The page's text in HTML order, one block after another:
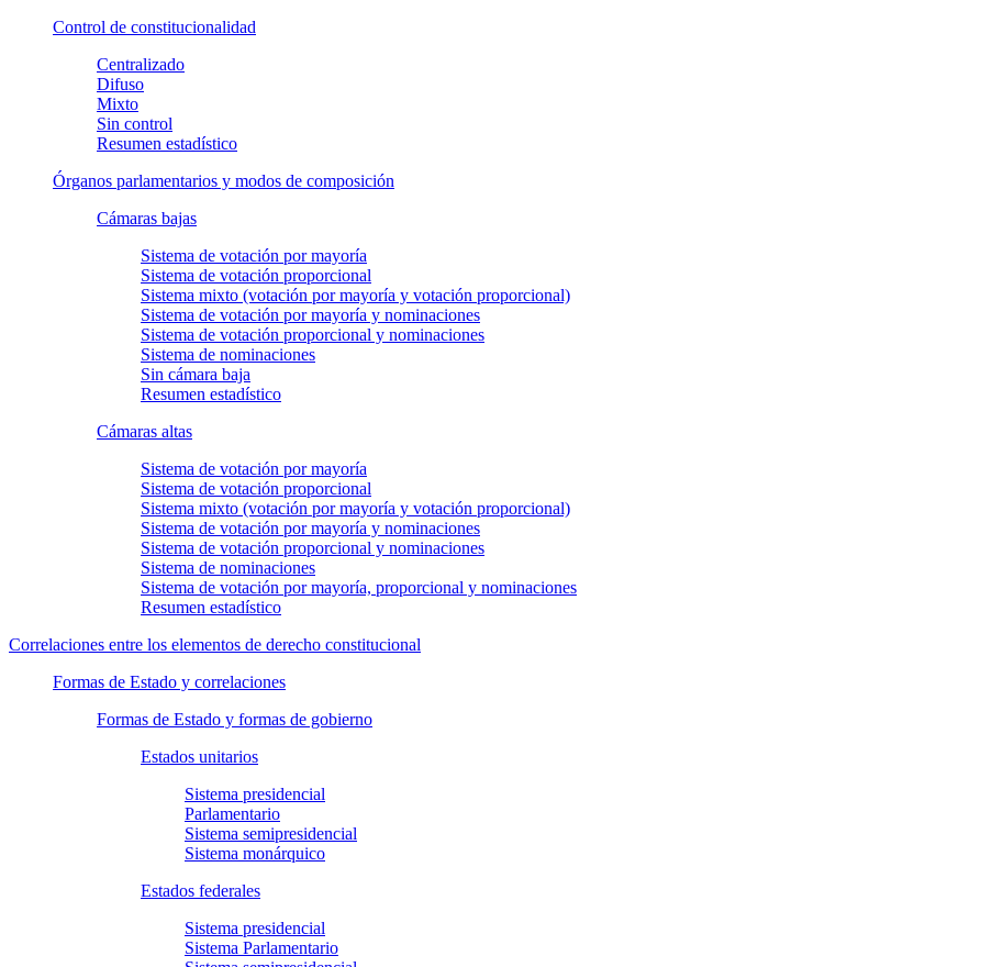
Control de constitucionalidad
Centralizado
Difuso
Mixto
Sin control
Resumen estadístico
Órganos parlamentarios y modos de composición
Cámaras bajas
Sistema de votación por mayoría
Sistema de votación proporcional
Sistema mixto (votación por mayoría y votación proporcional)
Sistema de votación por mayoría y nominaciones
Sistema de votación proporcional y nominaciones
Sistema de nominaciones
Sin cámara baja
Resumen estadístico
Cámaras altas
Sistema de votación por mayoría
Sistema de votación proporcional
Sistema mixto (votación por mayoría y votación proporcional)
Sistema de votación por mayoría y nominaciones
Sistema de votación proporcional y nominaciones
Sistema de nominaciones
Sistema de votación por mayoría, proporcional y nominaciones
Resumen estadístico
Correlaciones entre los elementos de derecho constitucional
Formas de Estado y correlaciones
Formas de Estado y formas de gobierno
Estados unitarios
Sistema presidencial
Parlamentario
Sistema semipresidencial
Sistema monárquico
Estados federales
Sistema presidencial
Sistema Parlamentario